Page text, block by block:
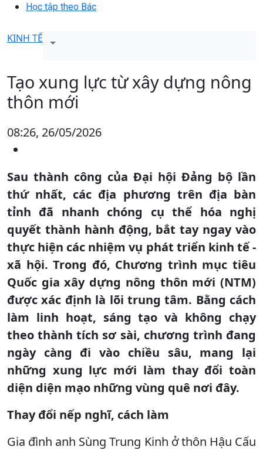
Học tập theo Bác
KINH TẾ
Tạo xung lực từ xây dựng nông
thôn mới
08:26, 26/05/2026
Sau thành công của Đại hội Đảng bộ lần
thứ nhất, các địa phương trên địa bàn
tỉnh đã nhanh chóng cụ thể hóa nghị
quyết thành hành động, bắt tay ngay vào
thực hiện các nhiệm vụ phát triển kinh tế -
xã hội. Trong đó, Chương trình mục tiêu
Quốc gia xây dựng nông thôn mới (NTM)
được xác định là lõi trung tâm. Bằng cách
làm linh hoạt, sáng tạo và không chạy
theo thành tích sơ sài, chương trình đang
ngày càng đi vào chiều sâu, mang lại
những xung lực mới làm thay đổi toàn
diện diện mạo những vùng quê nơi đây.
Thay đổi nếp nghĩ, cách làm
Gia đình anh Sùng Trung Kinh ở thôn Hậu Cấu